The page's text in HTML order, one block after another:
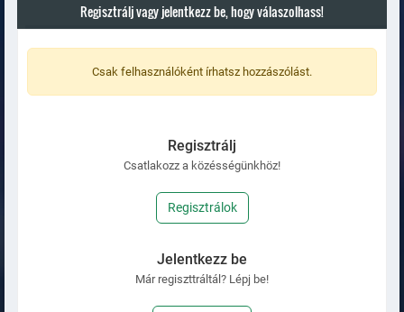
Regisztrálj vagy jelentkezz be, hogy válaszolhass!
Csak felhasználóként írhatsz hozzászólást.
Regisztrálj
Csatlakozz a közésségünkhöz!
Regisztrálok
Jelentkezz be
Már regiszttráltál? Lépj be!